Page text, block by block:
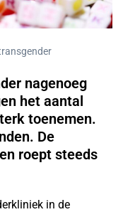
nagenoeg
het aantal
toenemen.
De
roept steeds
in de